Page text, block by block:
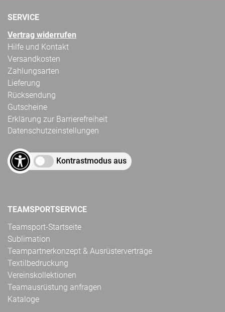
SERVICE
Vertrag widerrufen
Hilfe und Kontakt
Versandkosten
Zahlungsarten
Lieferung
Rücksendung
Gutscheine
Erklärung zur Barrierefreiheit
Datenschutzeinstellungen
Kontrastmodus aus
TEAMSPORTSERVICE
Teamsport-Startseite
Sublimation
Teampartnerkonzept & Ausrüsterverträge
Textilbedruckung
Vereinskollektionen
Teamausrüstung anfragen
Kataloge